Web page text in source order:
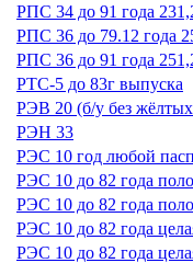
РПС 34 до 91 года
РПС 36 до 79.12 года
РПС 36 до 91 года
РТС-5 до 83г выпуска
РЭВ 20 (б/у без
РЭН 33
РЭС 10 год любой
РЭС 10 до 82 года
РЭС 10 до 82 года
РЭС 10 до 82 года
РЭС 10 до 82 года